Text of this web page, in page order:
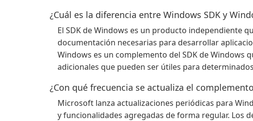
¿Cuál es la diferencia entre Windows SDK y
El SDK de Windows es un producto independiente
documentación necesarias para desarrollar
Windows es un complemento del SDK de Windows
adicionales que pueden ser útiles para
¿Con qué frecuencia se actualiza el
Microsoft lanza actualizaciones periódicas para
y funcionalidades agregadas de forma regular. Los